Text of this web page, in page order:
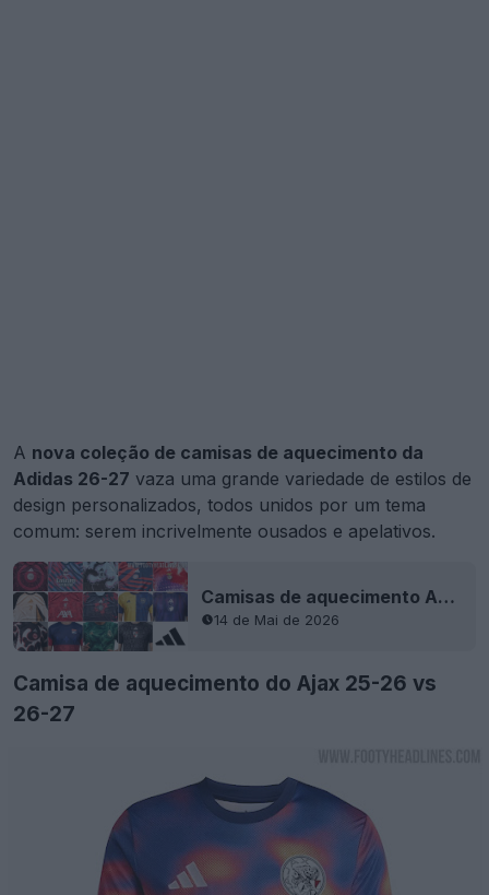
A nova coleção de camisas de aquecimento da
Adidas 26-27 vaza uma grande variedade de estilos de
design personalizados, todos unidos por um tema
comum: serem incrivelmente ousados e apelativos.
Camisas de aquecimento Adidas 26-27 vazadas
14 de Mai de 2026
Camisa de aquecimento do Ajax 25-26 vs
26-27